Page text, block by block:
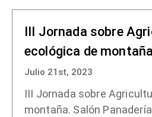
III Jornada sobre
ecológica de montaña
Julio 21st, 2023
III Jornada sobre
montaña. Salón